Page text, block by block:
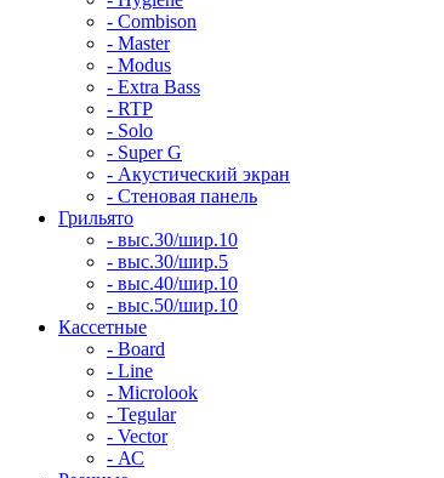
- Combison
- Master
- Modus
- Extra Bass
- RTP
- Solo
- Super G
- Акустический экран
- Стеновая панель
Грильято
- выс.30/шир.10
- выс.30/шир.5
- выс.40/шир.10
- выс.50/шир.10
Кассетные
- Board
- Line
- Microlook
- Tegular
- Vector
- АС